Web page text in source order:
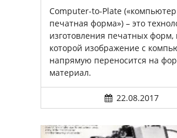
Computer-to-Plate
печатная форма») – это
изготовления печатных форм,
которой изображение с
напрямую переносится на
материал.
22.08.2017